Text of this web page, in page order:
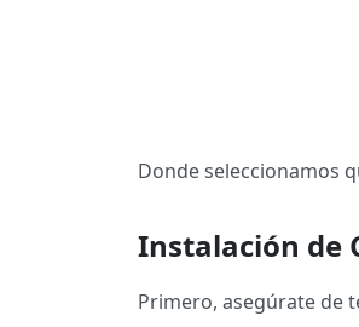
Donde seleccionamos
Instalación de
Primero, asegúrate de